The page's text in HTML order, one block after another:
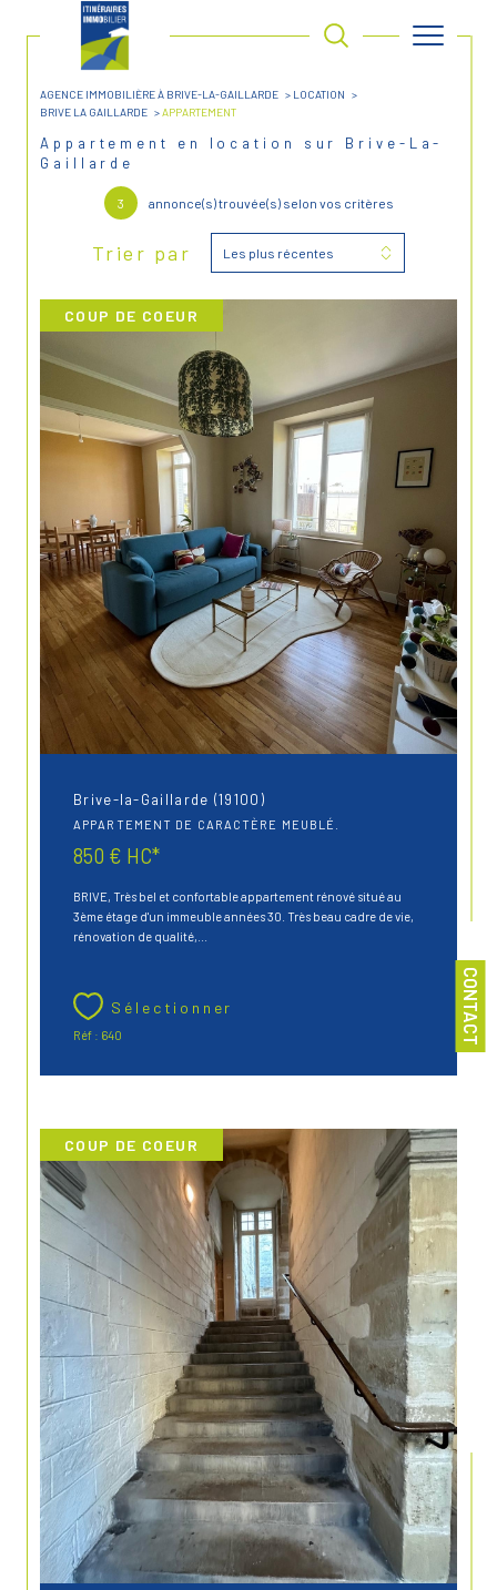
CONTACT
AGENCE IMMOBILIÈRE À BRIVE-LA-GAILLARDE
LOCATION
BRIVE LA GAILLARDE
APPARTEMENT
Appartement en location sur Brive-La-
Gaillarde
3 annonce(s) trouvée(s) selon vos critères
Trier par Les plus récentes
Brive-la-Gaillarde (19100)
APPARTEMENT DE CARACTÈRE MEUBLÉ.
850 € HC*
BRIVE, Très bel et confortable appartement rénové situé au
3ème étage d'un immeuble années 30. Très beau cadre de vie,
rénovation de qualité,...
Sélectionner
Réf : 640
COUP DE COEUR
COUP DE COEUR